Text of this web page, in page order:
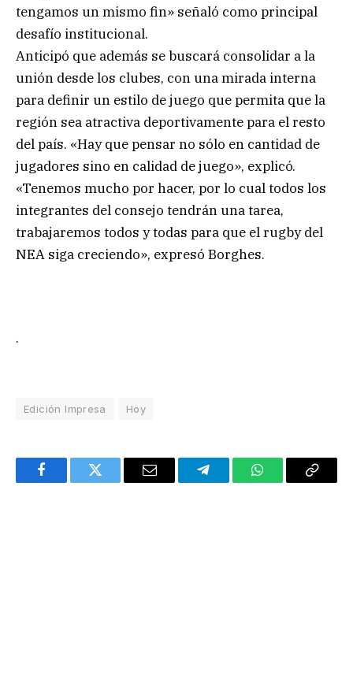
tengamos un mismo fin» señaló como principal
desafío institucional.
Anticipó que además se buscará consolidar a la
unión desde los clubes, con una mirada interna
para definir un estilo de juego que permita que la
región sea atractiva deportivamente para el resto
del país. «Hay que pensar no sólo en cantidad de
jugadores sino en calidad de juego», explicó.
«Tenemos mucho por hacer, por lo cual todos los
integrantes del consejo tendrán una tarea,
trabajaremos todos y todas para que el rugby del
NEA siga creciendo», expresó Borghes.
.
Edición Impresa Hoy
FacebookTwitter Email TelegramWhatsAppCopy